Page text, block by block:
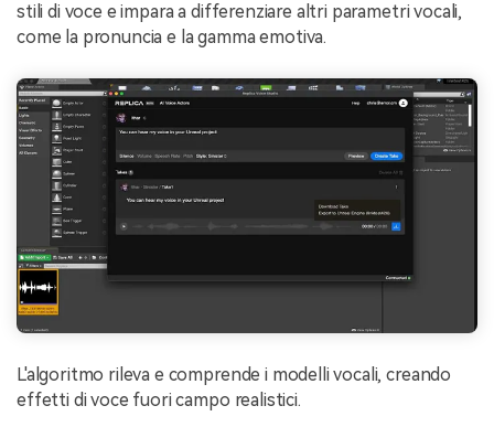
stili di voce e impara a differenziare altri parametri vocali,
come la pronuncia e la gamma emotiva.
L'algoritmo rileva e comprende i modelli vocali, creando
effetti di voce fuori campo realistici.